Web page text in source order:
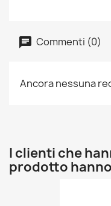
Commenti (0)
Ancora nessuna
I clienti che
prodotto